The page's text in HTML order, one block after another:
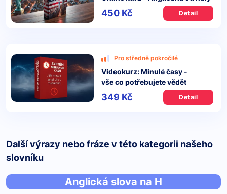
450 Kč Detail
Pro středně pokročilé
Videokurz: Minulé časy -
vše co potřebujete vědět
349 Kč Detail
Další výrazy nebo fráze v této kategorii našeho
slovníku
Anglická slova na H